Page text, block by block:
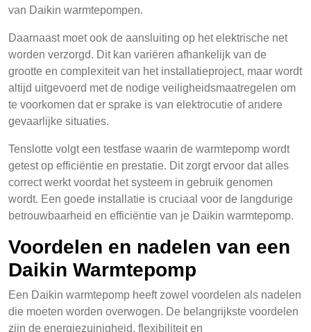
van Daikin warmtepompen.
Daarnaast moet ook de aansluiting op het elektrische net
worden verzorgd. Dit kan variëren afhankelijk van de
grootte en complexiteit van het installatieproject, maar wordt
altijd uitgevoerd met de nodige veiligheidsmaatregelen om
te voorkomen dat er sprake is van elektrocutie of andere
gevaarlijke situaties.
Tenslotte volgt een testfase waarin de warmtepomp wordt
getest op efficiëntie en prestatie. Dit zorgt ervoor dat alles
correct werkt voordat het systeem in gebruik genomen
wordt. Een goede installatie is cruciaal voor de langdurige
betrouwbaarheid en efficiëntie van je Daikin warmtepomp.
Voordelen en nadelen van een
Daikin Warmtepomp
Een Daikin warmtepomp heeft zowel voordelen als nadelen
die moeten worden overwogen. De belangrijkste voordelen
zijn de energiezuinigheid, flexibiliteit en